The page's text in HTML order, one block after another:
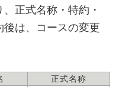
正式名称・特約・
は、コースの変更
正式名称